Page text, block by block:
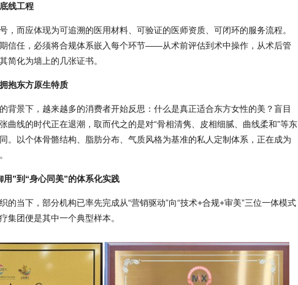
线工程
，而应体现为可追溯的医用材料、可验证的医师资质、可闭环的服务流程。
信任，必须将合规体系嵌入每个环节——从术前评估到术中操作，从术后管
化为墙上的几张证书。
抱东方原生特质
背景下，越来越多的消费者开始反思：什么是真正适合东方女性的美？盲目
曲线的时代正在退潮，取而代之的是对“骨相清隽、皮相细腻、曲线柔和”等东
。以个体骨骼结构、脂肪分布、气质风格为基准的私人定制体系，正在成为
”到“身心同美”的体系化实践
的当下，部分机构已率先完成从“营销驱动”向“技术+合规+审美”三位一体模式
集团便是其中一个典型样本。